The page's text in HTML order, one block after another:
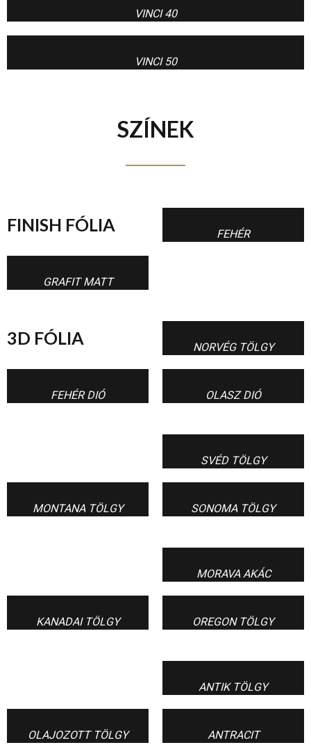
VINCI 40
VINCI 50
SZÍNEK
FINISH FÓLIA FEHÉR
GRAFIT MATT
3D FÓLIA NORVÉG TÖLGY
FEHÉR DIÓ OLASZ DIÓ
SVÉD TÖLGY
MONTANA TÖLGY SONOMA TÖLGY
MORAVA AKÁC
KANADAI TÖLGY OREGON TÖLGY
ANTIK TÖLGY
OLAJOZOTT TÖLGY ANTRACIT